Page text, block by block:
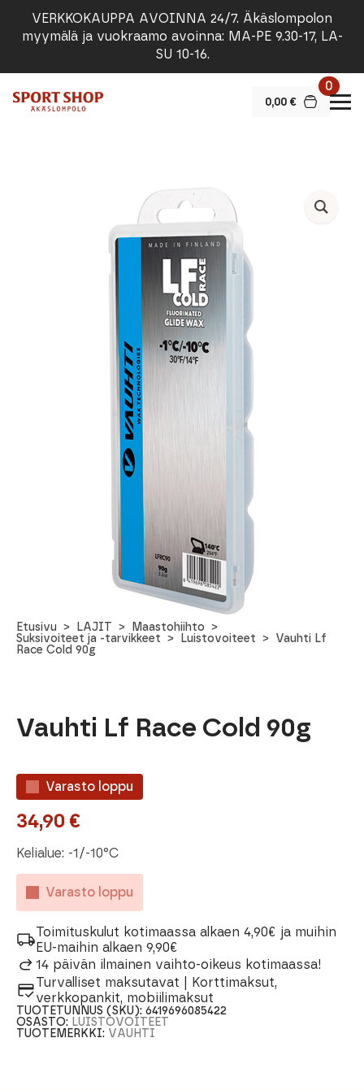
VERKKOKAUPPA AVOINNA 24/7. Äkäslompolon
myymälä ja vuokraamo avoinna: MA-PE 9.30-17, LA-
SU 10-16.
0,00 €
0
Etusivu LAJIT
Maastohiihto
Suksivoiteet ja -tarvikkeet
Luistovoiteet
Vauhti Lf
Race Cold 90g
Vauhti Lf Race Cold 90g
Varasto loppu
34,90 €
Kelialue: -1/-10°C
Varasto loppu
Toimituskulut kotimaassa alkaen 4,90€ ja muihin
EU-maihin alkaen 9,90€
14 päivän ilmainen vaihto-oikeus kotimaassa!
Turvalliset maksutavat | Korttimaksut,
verkkopankit, mobiilimaksut
TUOTETUNNUS (SKU):6419696085422
OSASTO: LUISTOVOITEET
TUOTEMERKKI: VAUHTI